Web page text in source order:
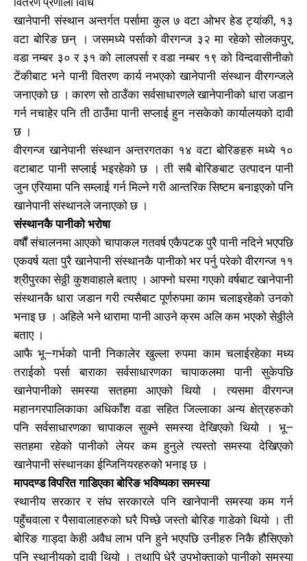
खोज्नुहोस्
काबिलखबर एफएम सुन्नुहोस
उज्यालो एफएम सुन्नुहोस
खोज्नुहोस्
काबिलखबर एफएम सुन्नुहोस
उज्यालो एफएम सुन्नुहोस
खानेपानी संस्थान अन्तर्गत पर्सामा कुल ७ वटा ओभर हेड ट्यांकी, १३
वटा बोरिङ छन् । जसमध्ये पर्साको वीरगन्ज ३२ मा रहेको सोलकपुर,
वडा नम्बर ३० र ३१ को लालपर्सा र वडा नम्बर १९ को विन्दवासीनीको
टेंकीबाट भने पानी वितरण कार्य नभएको खानेपानी संस्थान वीरगन्जले
जनाएको छ । कारण सो ठाउँका सर्वसाधारणले खानेपानीको धारा जडान
गर्न नचाहेर पनि ती ठाउँमा पानी सप्लाई हुन नसकेको कार्यालयको दावी
छ ।
वीरगन्ज खानेपानी संस्थान अन्तरगतका १४ वटा बोरिङहरु मध्ये १०
वटाबाट पानी सप्लाई भइरहेको छ । ती सबै बोरिङबाट उत्पादन पानी
जुन एरियामा पनि सम्लाई गर्न मिल्ने गरी आन्तरिक सिष्टम बनाइएको पनि
खानेपानी संस्थानले जनाएको छ ।
संस्थानकै पानीको भरोषा
वर्षौं संचालनमा आएको चापाकल गतवर्ष एकैपटक पुरै पानी नदिने भएपछि
एकवर्ष यता पुरै खानेपानी संस्थानकै पानीको भर पर्नु परेको वीरगन्ज ११
श्रीपुरका सेठ्ठी कुशवाहाले बताए । आफ्नो घरमा गएको वर्षबाट खानेपानी
संस्थानकै धारा जडान गरी त्यसैबाट पूर्णरुपमा काम चलाइरहेको उनको
भनाइ छ । अहिले भने धारामा पानी आउने क्रम अलि कम भएको सेठ्ठीले
बताए ।
आफै भू–गर्भको पानी निकालेर खुल्ला रुपमा काम चलाईरहेका मध्य
तराईको पर्सा बाराका सर्वसाधारणका चापाकलमा पानी सुकेपछि
खानेपानीको समस्या सतहमा आएको थियो । त्यसमा वीरगन्ज
महानगरपालिकाका अधिकाँश वडा सहित जिल्लाका अन्य क्षेत्रहरुको
पनि सर्वसाधारणका चापाकल सुक्ने समस्या देखिएको थियो । भू–
सतहमा रहेको पानीको लेयर कम हुनुले त्यस्तो समस्या देखिएको
खानेपानी संस्थानका ईन्जिनियरहरुको भनाइ छ ।
मापदण्ड विपरित गाडिएका बोरिङ भविष्यका समस्या
स्थानीय सरकार र संघ सरकारले पनि खानेपानी समस्या कम गर्न
पहुँचवाला र पैसावालाहरुको घरै पिच्छे जस्तो बोरिङ गाडेको थियो । ती
बोरिङ गाड्दा केही अवैध लाभ पनि हुने भएपछि उनीहरु निकै हौसिएको
पनि स्थानीयको दावी थियो । तथापि धेरै उपभोक्ताको पानीको समस्या